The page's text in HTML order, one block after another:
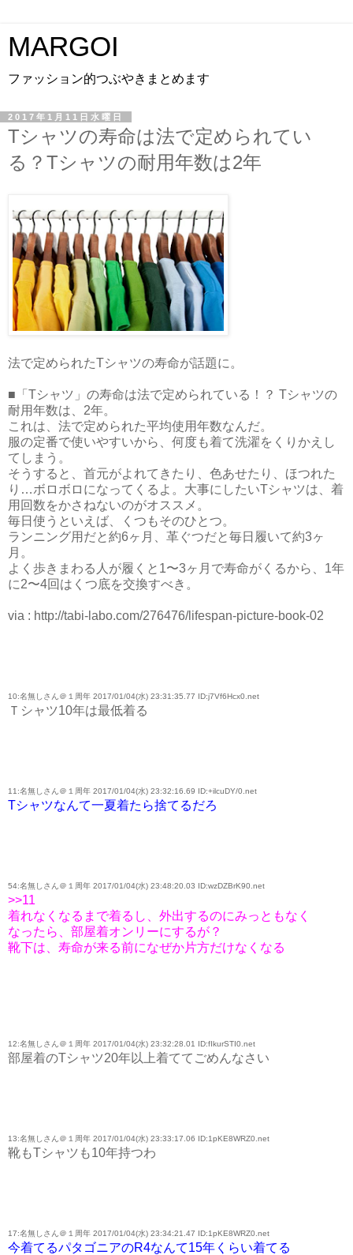
MARGOI
ファッション的つぶやきまとめます
2017年1月11日水曜日
Tシャツの寿命は法で定められてい
る？Tシャツの耐用年数は2年
法で定められたTシャツの寿命が話題に。
■「Tシャツ」の寿命は法で定められている！？ Tシャツの
耐用年数は、2年。
これは、法で定められた平均使用年数なんだ。
服の定番で使いやすいから、何度も着て洗濯をくりかえし
てしまう。
そうすると、首元がよれてきたり、色あせたり、ほつれた
り…ボロボロになってくるよ。大事にしたいTシャツは、着
用回数をかさねないのがオススメ。
毎日使うといえば、くつもそのひとつ。
ランニング用だと約6ヶ月、革ぐつだと毎日履いて約3ヶ
月。
よく歩きまわる人が履くと1〜3ヶ月で寿命がくるから、1年
に2〜4回はくつ底を交換すべき。
via : http://tabi-labo.com/276476/lifespan-picture-book-02
10:名無しさん＠１周年 2017/01/04(水) 23:31:35.77 ID:j7Vf6Hcx0.net
Ｔシャツ10年は最低着る
11:名無しさん＠１周年 2017/01/04(水) 23:32:16.69 ID:+ilcuDY/0.net
Tシャツなんて一夏着たら捨てるだろ
54:名無しさん＠１周年 2017/01/04(水) 23:48:20.03 ID:wzDZBrK90.net
>>11
着れなくなるまで着るし、外出するのにみっともなく
なったら、部屋着オンリーにするが？
靴下は、寿命が来る前になぜか片方だけなくなる
12:名無しさん＠１周年 2017/01/04(水) 23:32:28.01 ID:fIkurSTI0.net
部屋着のTシャツ20年以上着ててごめんなさい
13:名無しさん＠１周年 2017/01/04(水) 23:33:17.06 ID:1pKE8WRZ0.net
靴もTシャツも10年持つわ
17:名無しさん＠１周年 2017/01/04(水) 23:34:21.47 ID:1pKE8WRZ0.net
今着てるパタゴニアのR4なんて15年くらい着てる